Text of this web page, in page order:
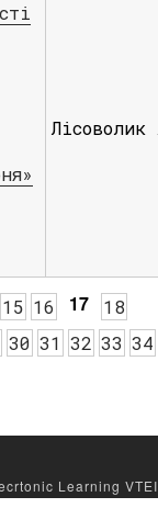
15 16 17
18
30 31 32 33 34
Learning VTEI